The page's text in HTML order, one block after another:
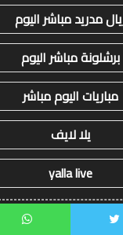
مدريد مباشر اليوم
برشلونة مباشر اليوم
مباريات اليوم مباشر
يلا لايف
yalla live